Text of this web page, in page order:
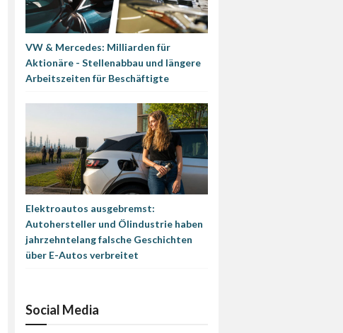
VW & Mercedes: Milliarden für
Aktionäre - Stellenabbau und längere
Arbeitszeiten für Beschäftigte
Elektroautos ausgebremst:
Autohersteller und Ölindustrie haben
jahrzehntelang falsche Geschichten
über E-Autos verbreitet
Social Media